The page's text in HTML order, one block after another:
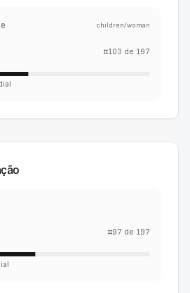
children/woman
#103 de 197
#97 de 197